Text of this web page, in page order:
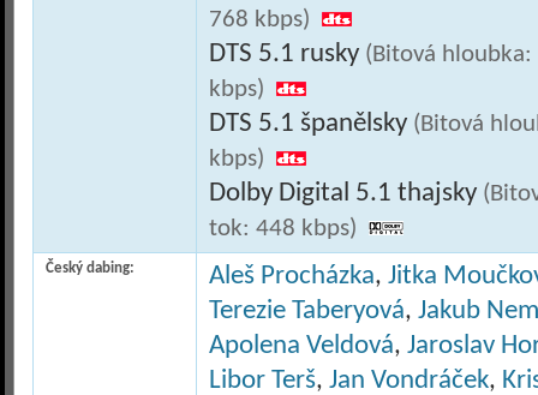
768 kbps)
DTS 5.1 rusky (Bitová
kbps)
DTS 5.1 španělsky (Bitová
kbps)
Dolby Digital 5.1 thajsky
tok: 448 kbps)
Český dabing: Aleš Procházka, Jitka
Terezie Taberyová, Jakub
Apolena Veldová, Jaroslav
Libor Terš, Jan Vondráček,